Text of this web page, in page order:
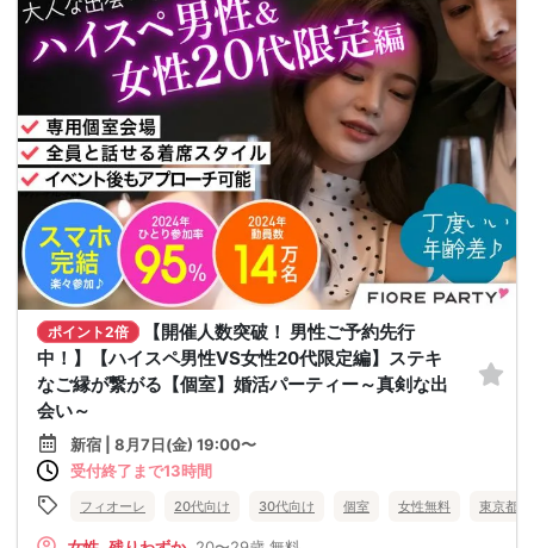
ポイント2倍
【開催人数突破！ 男性ご予約先行
中！】【ハイスペ男性VS女性20代限定編】ステキ
なご縁が繋がる【個室】婚活パーティー～真剣な出
会い～
新宿 | 8月7日(金) 19:00〜
受付終了まで13時間
フィオーレ 20代向け 30代向け 個室 女性無料 東京都